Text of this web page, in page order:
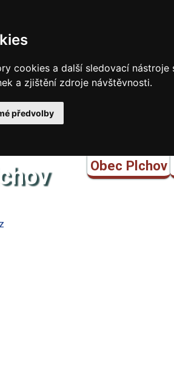
cookies a další sledovací
a zjištění zdroje návštěvnosti.
předvolby
Obec Plchov